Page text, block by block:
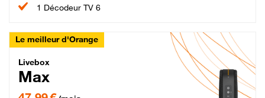
1 Décodeur TV 6
Le meilleur d'Orange
Livebox Max Fibre
Livebox
Max
47,99 € par mois pendant 12 mois puis 57,99 € par mois, Engagement 12 mois